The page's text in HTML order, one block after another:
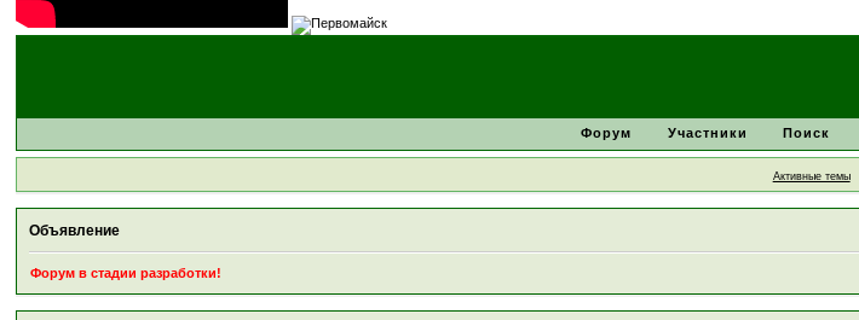
Форум Участники Поиск
Активные темы
Объявление
Форум в стадии разработки!